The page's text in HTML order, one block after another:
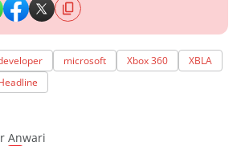
microsoft Xbox 360
XBLA
Anwari